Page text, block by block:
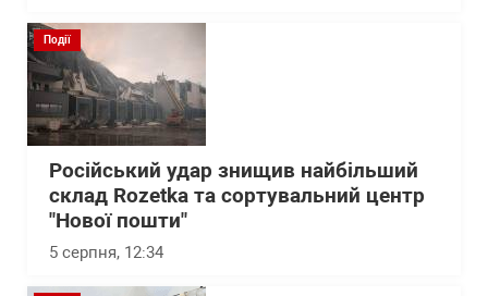
Події
Російський удар знищив найбільший
склад Rozetka та сортувальний центр
"Нової пошти"
5 серпня, 12:34